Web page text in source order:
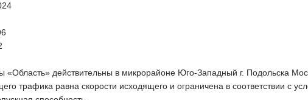
действительны в микрорайоне Юго-Западный г. Подольска
трафика равна скорости исходящего и ограничена в соответствии с